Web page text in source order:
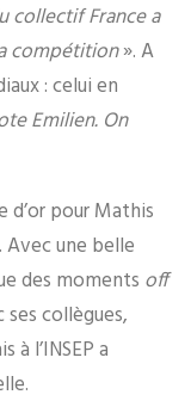
collectif France a
compétition». A
: celui en
Emilien. On
d’or pour Mathis
Avec une belle
des moments off
collègues,
à l’INSEP a